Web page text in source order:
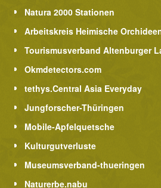
Natura 2000 Stationen
Arbeitskreis Heimische
Tourismusverband Altenburger
Okmdetectors.com
tethys.Central Asia Everyday
Jungforscher-Thüringen
Mobile-Apfelquetsche
Kulturgutverluste
Museumsverband-thueringen
Naturerbe.nabu